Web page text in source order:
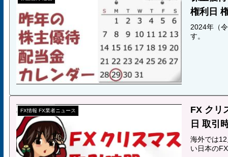
権利日
2024年（
す。
FX情報 FX業者ニュース
FX クリ
日 取引
海外では
い日本の